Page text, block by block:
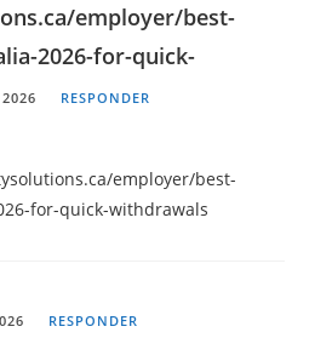
employer/best-
2026-for-quick-
RESPONDER
employer/best-
for-quick-withdrawals
RESPONDER